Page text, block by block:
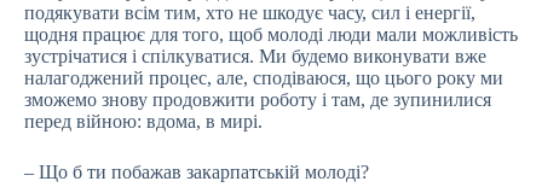
подякувати всім тим, хто не шкодує часу, сил і енергії,
щодня працює для того, щоб молоді люди мали можливість
зустрічатися і спілкуватися. Ми будемо виконувати вже
налагоджений процес, але, сподіваюся, що цього року ми
зможемо знову продовжити роботу і там, де зупинилися
перед війною: вдома, в мирі.
– Що б ти побажав закарпатській молоді?